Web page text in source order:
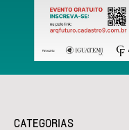
CATEGORIAS